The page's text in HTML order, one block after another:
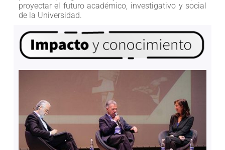
proyectar el futuro académico, investigativo y social
de la Universidad.